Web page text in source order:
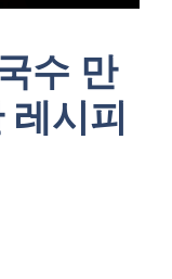
수 만
레시피